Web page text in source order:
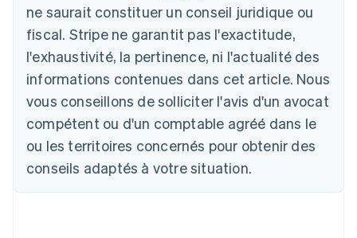
ne saurait constituer un conseil juridique ou
fiscal. Stripe ne garantit pas l'exactitude,
l'exhaustivité, la pertinence, ni l'actualité des
informations contenues dans cet article. Nous
vous conseillons de solliciter l'avis d'un avocat
compétent ou d'un comptable agréé dans le
ou les territoires concernés pour obtenir des
conseils adaptés à votre situation.
Australie
English
Autriche
DeutschEnglish
Belgique
NederlandsFrançaisDeutsch English
Português English
Bulgarie
English
Canada
EnglishFrançais